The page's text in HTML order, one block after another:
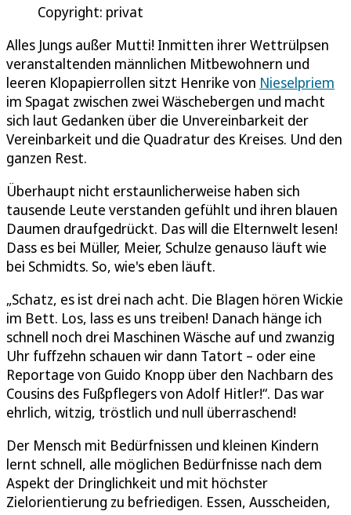
Copyright: privat
Alles Jungs außer Mutti! Inmitten ihrer Wettrülpsen
veranstaltenden männlichen Mitbewohnern und
leeren Klopapierrollen sitzt Henrike von Nieselpriem
im Spagat zwischen zwei Wäschebergen und macht
sich laut Gedanken über die Unvereinbarkeit der
Vereinbarkeit und die Quadratur des Kreises. Und den
ganzen Rest.
Überhaupt nicht erstaunlicherweise haben sich
tausende Leute verstanden gefühlt und ihren blauen
Daumen draufgedrückt. Das will die Elternwelt lesen!
Dass es bei Müller, Meier, Schulze genauso läuft wie
bei Schmidts. So, wie's eben läuft.
„Schatz, es ist drei nach acht. Die Blagen hören Wickie
im Bett. Los, lass es uns treiben! Danach hänge ich
schnell noch drei Maschinen Wäsche auf und zwanzig
Uhr fuffzehn schauen wir dann Tatort – oder eine
Reportage von Guido Knopp über den Nachbarn des
Cousins des Fußpflegers von Adolf Hitler!“. Das war
ehrlich, witzig, tröstlich und null überraschend!
Der Mensch mit Bedürfnissen und kleinen Kindern
lernt schnell, alle möglichen Bedürfnisse nach dem
Aspekt der Dringlichkeit und mit höchster
Zielorientierung zu befriedigen. Essen, Ausscheiden,